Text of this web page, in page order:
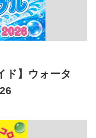
ド】ウォータ